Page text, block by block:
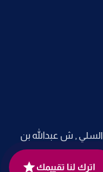
السلي , ش عبدالله بن
اترك لنا تقييمك